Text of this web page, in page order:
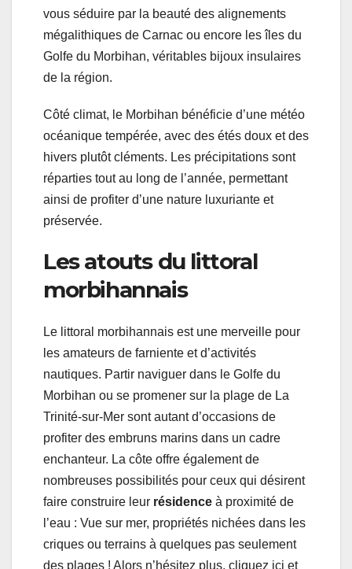
vous séduire par la beauté des alignements
mégalithiques de Carnac ou encore les îles du
Golfe du Morbihan, véritables bijoux insulaires
de la région.
Côté climat, le Morbihan bénéficie d’une météo
océanique tempérée, avec des étés doux et des
hivers plutôt cléments. Les précipitations sont
réparties tout au long de l’année, permettant
ainsi de profiter d’une nature luxuriante et
préservée.
Les atouts du littoral
morbihannais
Le littoral morbihannais est une merveille pour
les amateurs de farniente et d’activités
nautiques. Partir naviguer dans le Golfe du
Morbihan ou se promener sur la plage de La
Trinité-sur-Mer sont autant d’occasions de
profiter des embruns marins dans un cadre
enchanteur. La côte offre également de
nombreuses possibilités pour ceux qui désirent
faire construire leur résidence à proximité de
l’eau : Vue sur mer, propriétés nichées dans les
criques ou terrains à quelques pas seulement
des plages ! Alors n’hésitez plus, cliquez ici et